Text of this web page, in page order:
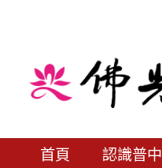
首頁 認識普中